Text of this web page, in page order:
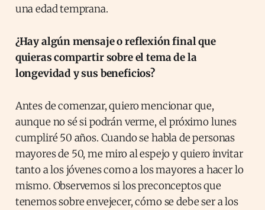
una edad temprana.
¿Hay algún mensaje o reflexión final que
quieras compartir sobre el tema de la
longevidad y sus beneficios?
Antes de comenzar, quiero mencionar que,
aunque no sé si podrán verme, el próximo lunes
cumpliré 50 años. Cuando se habla de personas
mayores de 50, me miro al espejo y quiero invitar
tanto a los jóvenes como a los mayores a hacer lo
mismo. Observemos si los preconceptos que
tenemos sobre envejecer, cómo se debe ser a los